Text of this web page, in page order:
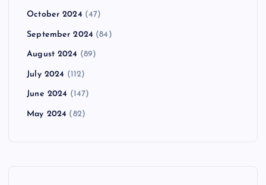
October 2024 (47)
September 2024 (84)
August 2024 (89)
July 2024 (112)
June 2024 (147)
May 2024 (82)